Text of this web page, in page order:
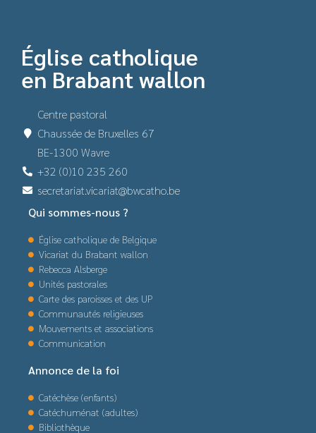
Église catholique
en Brabant wallon
Centre pastoral
Chaussée de Bruxelles 67
BE-1300 Wavre
+32 (0)10 235 260
secretariat.vicariat@bwcatho.be
Qui sommes-nous ?
Église catholique de Belgique
Vicariat du Brabant wallon
Rebecca Alsberge
Unités pastorales
Carte des paroisses et des UP
Communautés religieuses
Mouvements et associations
Communication
Annonce de la foi
Catéchèse (enfants)
Catéchuménat (adultes)
Bibliothèque